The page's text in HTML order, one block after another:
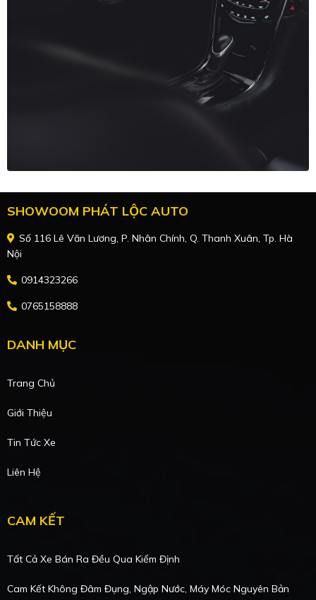
SHOWOOM PHÁT LỘC AUTO
Số 116 Lê Văn Lương, P. Nhân Chính, Q. Thanh Xuân, Tp. Hà
Nội
0914323266
0765158888
DANH MỤC
Trang Chủ
Giới Thiệu
Tin Tức Xe
Liên Hệ
CAM KẾT
Tất Cả Xe Bán Ra Đều Qua Kiểm Định
Cam Kết Không Đâm Đụng, Ngập Nước, Máy Móc Nguyên Bản